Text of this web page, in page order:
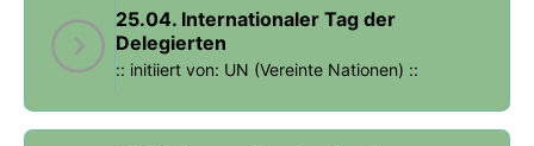
25.04. Internationaler Tag der
Delegierten
:: initiiert von: UN (Vereinte Nationen) ::